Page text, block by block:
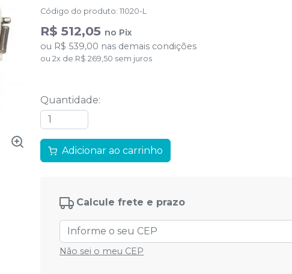
Código do produto:11020-L
R$ 512,05 no Pix
ou R$ 539,00 nas demais condições
ou 2x de R$ 269,50 sem juros
Quantidade:
Adicionar ao carrinho
Calcule frete e prazo
Não sei o meu CEP